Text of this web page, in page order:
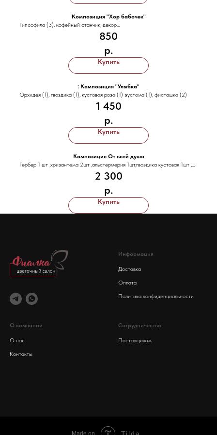
Композиция "Хор бабочек"
Гипсофила (3), кофейный станчик, декор
850
р.
Купить
: Композиция "Улыбка"
Орхидея (1), гвоздика (1), кустовая роза (1) эустома (1), фисташка (2)
1 450
р.
Купить
Композиция От всей души
Гербер 1 шт ,хризантема 2шт ,альстермерия 1шт,гвоздика кустовая 1шт ,
антиринирум 1шт ,зелень ,шляпная коробка ,эустома 1 шт
2 300
р.
Купить
Информация
Доставка
Оплата
Политика конфиденциальности
О компании
О нас
Контакты
Сотрудничество
Поставщикам